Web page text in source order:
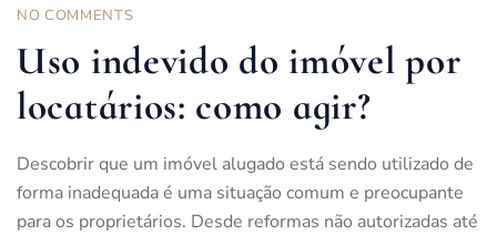
NO COMMENTS
Uso indevido do imóvel por
locatários: como agir?
Descobrir que um imóvel alugado está sendo utilizado de
forma inadequada é uma situação comum e preocupante
para os proprietários. Desde reformas não autorizadas até